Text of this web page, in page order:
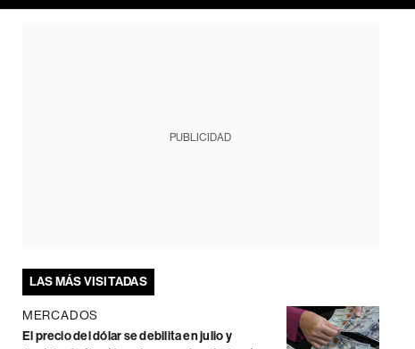
PUBLICIDAD
LAS MÁS VISITADAS
MERCADOS
El precio del dólar se debilita en julio y